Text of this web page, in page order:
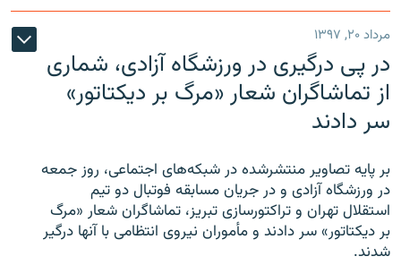
مرداد ۲۰, ۱۳۹۷
در پی درگیری در ورزشگاه آزادی، شماری
از تماشاگران شعار «مرگ بر دیکتاتور»
سر دادند
بر پایه تصاویر منتشرشده در شبکه‌های اجتماعی، روز جمعه
در ورزشگاه آزادی و در جریان مسابقه فوتبال دو تیم
استقلال تهران و تراکتورسازی تبریز، تماشاگران شعار «مرگ
بر دیکتاتور» سر دادند و مأموران نیروی انتظامی با آنها درگیر
شدند.